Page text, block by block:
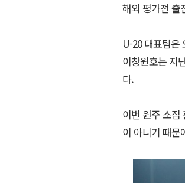
해외 평가전 출
U-20 대표팀은
이창원호는 지
다.
이번 원주 소집
이 아니기 때문